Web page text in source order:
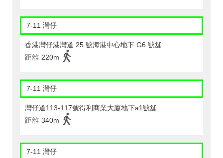
7-11 灣仔
香港灣仔港灣道 25 號海港中心地下 G6 號舖
距離 220m
7-11 灣仔
灣仔道113-117號得利商業大廈地下a1號舖
距離 340m
7-11 灣仔